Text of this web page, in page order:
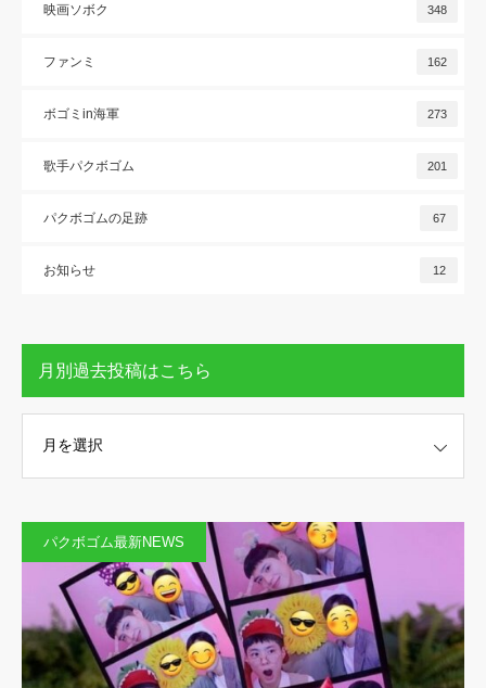
映画ソボク 348
ファンミ 162
ボゴミin海軍 273
歌手パクボゴム 201
パクボゴムの足跡 67
お知らせ 12
月別過去投稿はこちら
パクボゴム最新NEWS